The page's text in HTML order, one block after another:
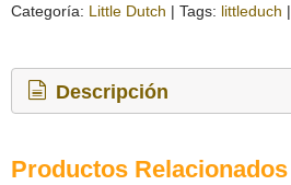
Categoría: Little Dutch | Tags: littleduch |
Descripción
Productos Relacionados